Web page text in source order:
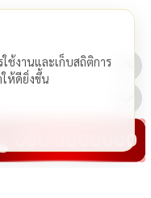
ช้งานและเก็บสถิติการ
ห้ดียิ่งขึ้น